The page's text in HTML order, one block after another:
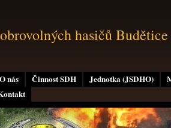
O nás Činnost SDH Jednotka (JSDHO)
hasičů Budětice